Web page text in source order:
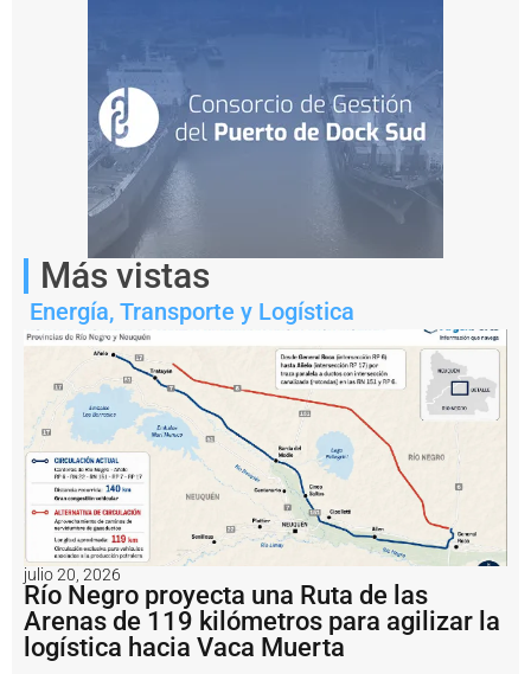
Notas
relacionadas
u
e
d
e
u
e
r
t
o
Más vistas
Energía, Transporte y Logística
julio 20, 2026
Río Negro proyecta una Ruta de las
Arenas de 119 kilómetros para agilizar la
logística hacia Vaca Muerta